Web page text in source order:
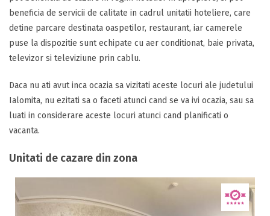
beneficia de servicii de calitate in cadrul unitatii hoteliere, care
detine parcare destinata oaspetilor, restaurant, iar camerele
puse la dispozitie sunt echipate cu aer conditionat, baie privata,
televizor si televiziune prin cablu.
Daca nu ati avut inca ocazia sa vizitati aceste locuri ale judetului
Ialomita, nu ezitati sa o faceti atunci cand se va ivi ocazia, sau sa
luati in considerare aceste locuri atunci cand planificati o
vacanta.
Unitati de cazare din zona